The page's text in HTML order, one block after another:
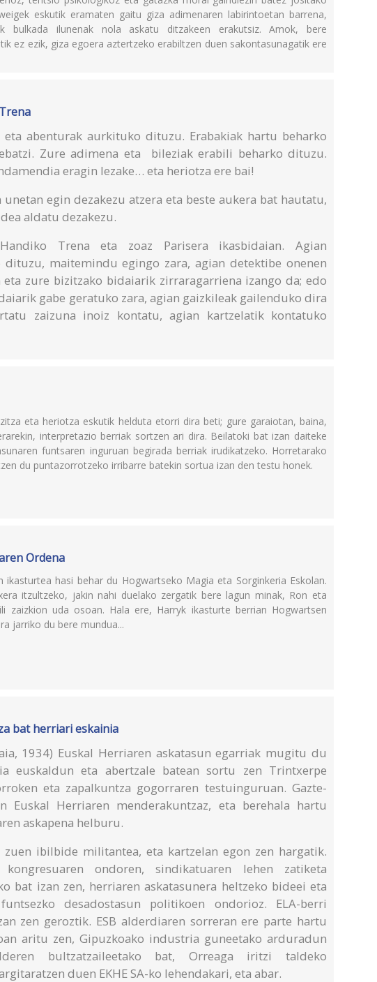
eskutik eramaten gaitu giza adimenaren labirintoetan barrena,
bulkada ilunenak nola askatu ditzakeen erakutsiz. Amok, bere
ez ezik, giza egoera aztertzeko erabiltzen duen sakontasunagatik ere
abenturak aurkituko dituzu. Erabakiak hartu beharko
Zure adimena eta bileziak erabili beharko dituzu.
eragin lezake… eta heriotza ere bai!
unetan egin dezakezu atzera eta beste aukera bat hautatu,
aldatu dezakezu.
Trena eta zoaz Parisera ikasbidaian. Agian
maitemindu egingo zara, agian detektibe onenen
zure bizitzako bidaiarik zirraragarriena izango da; edo
gabe geratuko zara, agian gaizkileak gailenduko dira
zaizuna inoiz kontatu, agian kartzelatik kontatuko
eta heriotza eskutik helduta etorri dira beti; gure garaiotan, baina,
interpretazio berriak sortzen ari dira. Beilatoki bat izan daiteke
funtsaren inguruan begirada berriak irudikatzeko. Horretarako
du puntazorrotzeko irribarre batekin sortua izan den testu honek.
Ordena
ikasturtea hasi behar du Hogwartseko Magia eta Sorginkeria Eskolan.
itzultzeko, jakin nahi duelako zergatik bere lagun minak, Ron eta
zaizkion uda osoan. Hala ere, Harryk ikasturte berrian Hogwartsen
jarriko du bere mundua...
bat herriari eskainia
1934) Euskal Herriaren askatasun egarriak mugitu du
euskaldun eta abertzale batean sortu zen Trintxerpe
eta zapalkuntza gogorraren testuinguruan. Gazte-
Euskal Herriaren menderakuntzaz, eta berehala hartu
askapena helburu.
zuen ibilbide militantea, eta kartzelan egon zen hargatik.
ondoren, sindikatuaren lehen zatiketa
bat izan zen, herriaren askatasunera heltzeko bideei eta
desadostasun politikoen ondorioz. ELA-berri
zen geroztik. ESB alderdiaren sorreran ere parte hartu
aritu zen, Gipuzkoako industria guneetako arduradun
bultzatzaileetako bat, Orreaga iritzi taldeko
duen EKHE SA-ko lehendakari, eta abar.